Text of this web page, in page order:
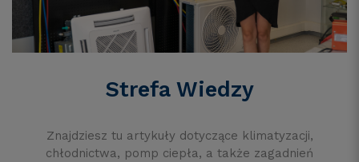
Strefa Wiedzy
Znajdziesz tu artykuły dotyczące klimatyzacji,
chłodnictwa, pomp ciepła, a także zagadnień